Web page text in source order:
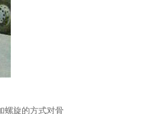
螺旋的方式对骨